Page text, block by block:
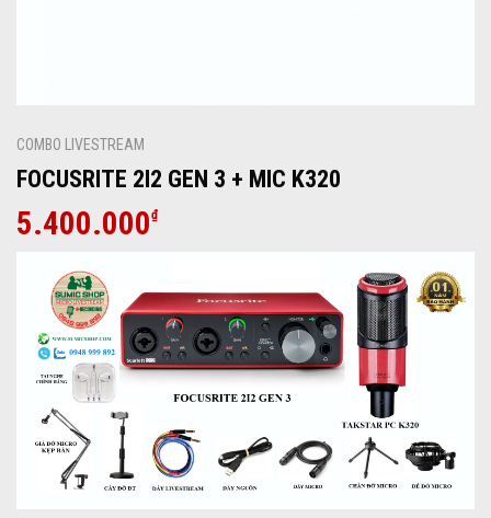
COMBO LIVESTREAM
FOCUSRITE 2I2 GEN 3 + MIC K320
5.400.000₫